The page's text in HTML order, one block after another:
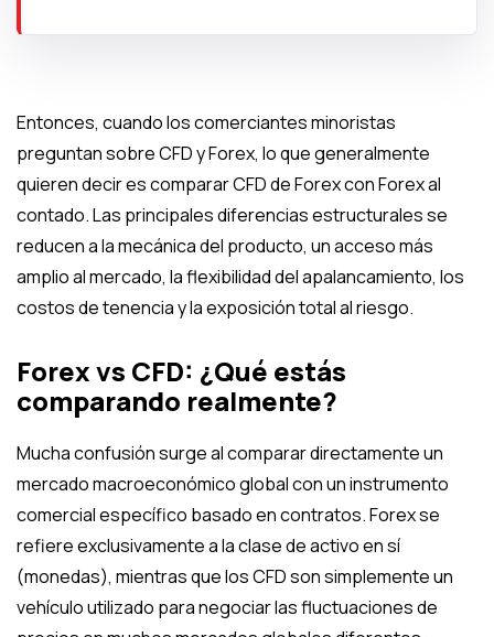
Entonces, cuando los comerciantes minoristas
preguntan sobre CFD y Forex, lo que generalmente
quieren decir es comparar CFD de Forex con Forex al
contado. Las principales diferencias estructurales se
reducen a la mecánica del producto, un acceso más
amplio al mercado, la flexibilidad del apalancamiento, los
costos de tenencia y la exposición total al riesgo.
Forex vs CFD: ¿Qué estás
comparando realmente?
Mucha confusión surge al comparar directamente un
mercado macroeconómico global con un instrumento
comercial específico basado en contratos. Forex se
refiere exclusivamente a la clase de activo en sí
(monedas), mientras que los CFD son simplemente un
vehículo utilizado para negociar las fluctuaciones de